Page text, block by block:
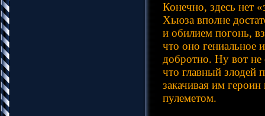
Конечно, здесь нет
Хьюза вполне
и обилием погонь,
что оно гениальное
добротно. Ну вот
что главный злодей
закачивая им
пулеметом.